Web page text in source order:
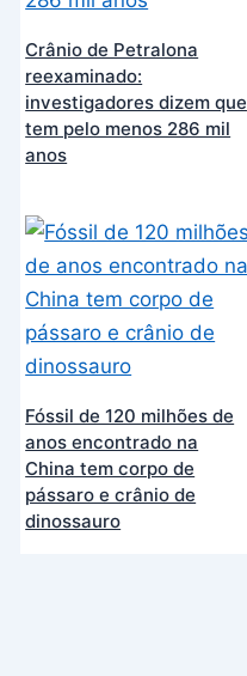
Crânio de Petralona
reexaminado:
investigadores dizem que
tem pelo menos 286 mil
anos
Fóssil de 120 milhões de
anos encontrado na
China tem corpo de
pássaro e crânio de
dinossauro